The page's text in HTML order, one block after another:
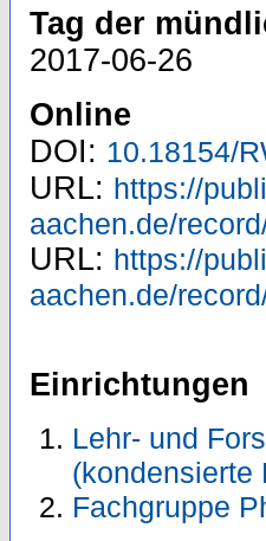
Tag der
2017-06-26
Online
DOI: 10.18154/
URL: https://
aachen.de/
URL: https://
aachen.de/
Einrichtungen
Lehr- und
(kondensierte
Fachgruppe